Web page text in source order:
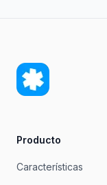
Producto
Características